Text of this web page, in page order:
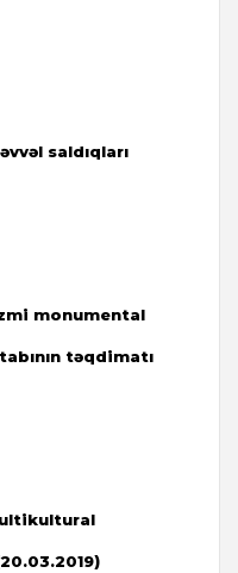
saldıqları
monumental
təqdimatı